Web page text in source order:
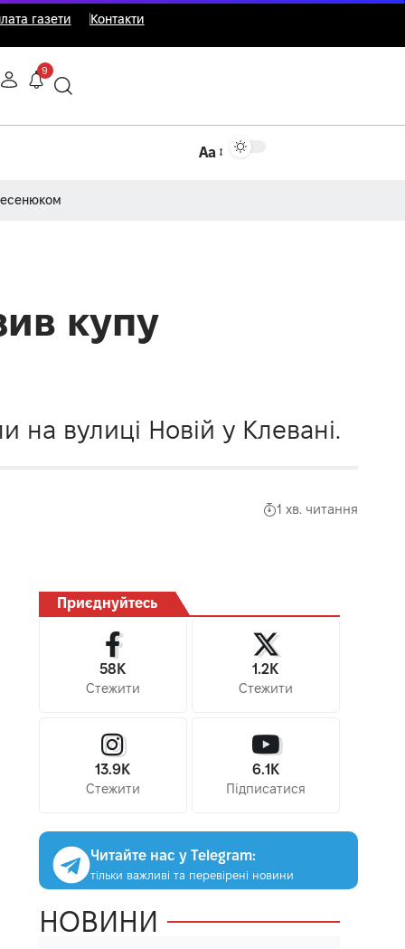
газети Контакти
9
Аа
купу
на вулиці Новій у Клевані.
1 хв. читання
Приєднуйтесь
58K
Стежити
1.2K
Стежити
13.9K
Стежити
6.1K
Підписатися
Читайте нас у Telegram:
тільки важливі та перевірені новини
НОВИНИ